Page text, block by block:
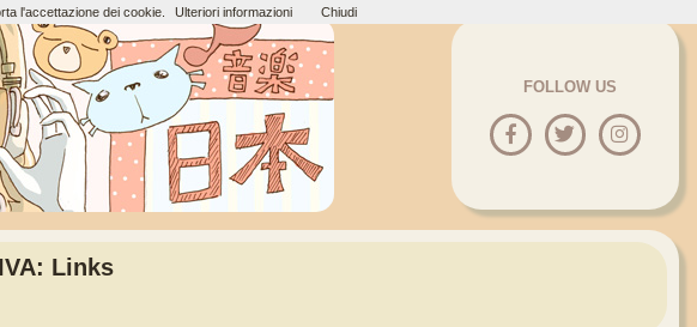
FOLLOW US
Links
l'accettazione dei cookie. Ulteriori informazioni Chiudi